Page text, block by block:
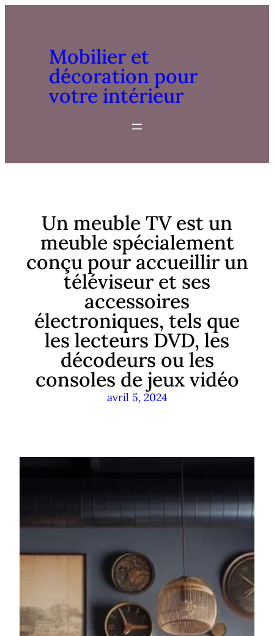
Mobilier et
décoration pour
votre intérieur
Un meuble TV est un
meuble spécialement
conçu pour accueillir un
téléviseur et ses
accessoires
électroniques, tels que
les lecteurs DVD, les
décodeurs ou les
consoles de jeux vidéo
avril 5, 2024